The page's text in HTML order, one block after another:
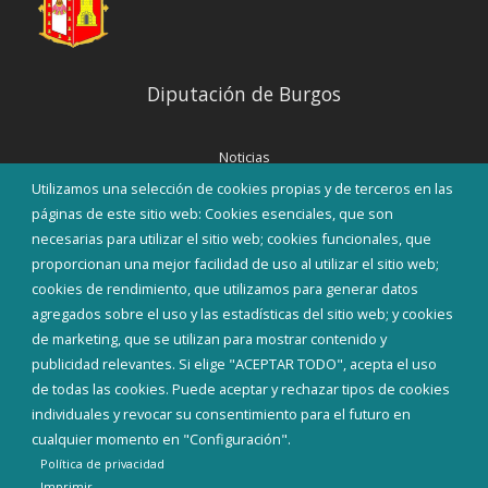
Utilizamos una selección de cookies propias y de terceros en las
páginas de este sitio web: Cookies esenciales, que son
necesarias para utilizar el sitio web; cookies funcionales, que
proporcionan una mejor facilidad de uso al utilizar el sitio web;
cookies de rendimiento, que utilizamos para generar datos
agregados sobre el uso y las estadísticas del sitio web; y cookies
de marketing, que se utilizan para mostrar contenido y
publicidad relevantes. Si elige "ACEPTAR TODO", acepta el uso
de todas las cookies. Puede aceptar y rechazar tipos de cookies
individuales y revocar su consentimiento para el futuro en
cualquier momento en "Configuración".
Política de privacidad
Diputación de Burgos
Noticias
Eventos
Corporación Municipal
Teléfonos de interés
INICIAR SESIÓN
MAPA WEB